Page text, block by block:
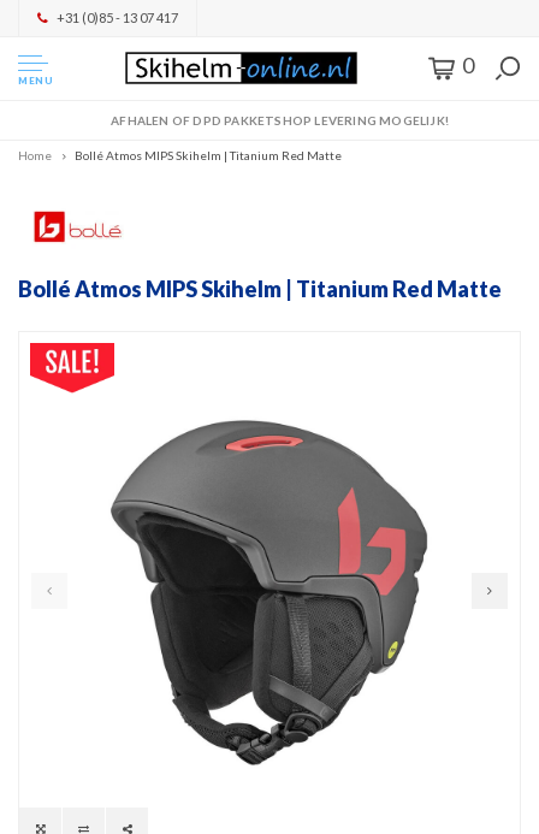
+31 (0)85 - 13 07 417
MENU
0
AFHALEN OF DPD PAKKETSHOP LEVERING MOGELIJK!
Home Bollé Atmos MIPS Skihelm | Titanium Red Matte
Bollé Atmos MIPS Skihelm | Titanium Red Matte